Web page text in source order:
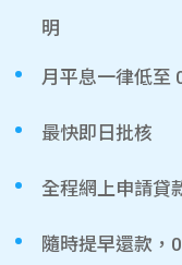
明
月平息一律低至
最快即日批核
全程網上申請貸
隨時提早還款，